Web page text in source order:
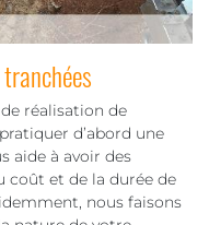
réalisation de
d’abord une
aide à avoir des
coût et de la durée de
nous faisons